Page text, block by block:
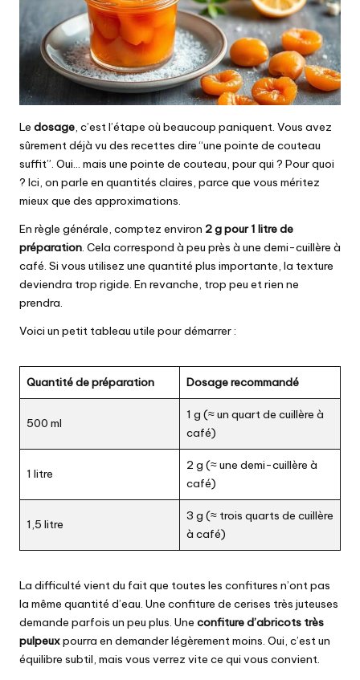
Le dosage, c’est l’étape où beaucoup paniquent. Vous avez
sûrement déjà vu des recettes dire “une pointe de couteau
suffit”. Oui… mais une pointe de couteau, pour qui ? Pour quoi
? Ici, on parle en quantités claires, parce que vous méritez
mieux que des approximations.
En règle générale, comptez environ 2 g pour 1 litre de
préparation. Cela correspond à peu près à une demi-cuillère à
café. Si vous utilisez une quantité plus importante, la texture
deviendra trop rigide. En revanche, trop peu et rien ne
prendra.
Voici un petit tableau utile pour démarrer :
Quantité de préparation Dosage recommandé
500 ml
1 g (≈ un quart de cuillère à
café)
1 litre
2 g (≈ une demi-cuillère à
café)
1,5 litre
3 g (≈ trois quarts de cuillère
à café)
La difficulté vient du fait que toutes les confitures n’ont pas
la même quantité d’eau. Une confiture de cerises très juteuses
demande parfois un peu plus. Une confiture d’abricots très
pulpeuxpourra en demander légèrement moins. Oui, c’est un
équilibre subtil, mais vous verrez vite ce qui vous convient.